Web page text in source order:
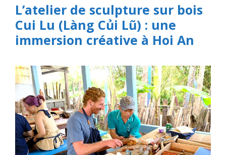
L’atelier de sculpture sur bois
Cui Lu (Làng Củi Lũ) : une
immersion créative à Hoi An